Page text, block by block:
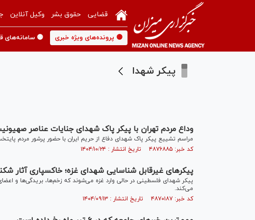
قضایی حقوق بشر وکیل آنلاین
🟡 پرونده‌های ویژه خبری 🟡 سامانه‌های
پیکر شهدا
وداع مردم تهران با پیکر پاک شهدای جنایات عناصر
مراسم تشییع پیکر پاک شهدای دفاع از حریم ایران با حضور پرشور مردم
کد خبر: ۴۸۷۶۸۸۵ تاریخ انتشار : ۱۴۰۴/۱۰/۲۴
پیکر‌های غیرقابل شناسایی شهدای غزه؛ خاکسپاری آثار
پیکر شهدای فلسطینی در حالی وارد غزه می‌شوند که زخم‌ها، بریدگی‌ها و
می‌کند.
کد خبر: ۴۸۷۰۱۸۷ تاریخ انتشار : ۱۴۰۴/۰۹/۱۳